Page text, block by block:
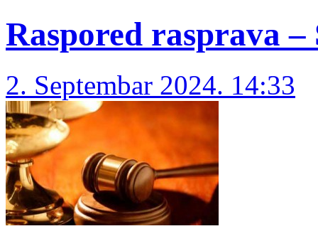
Raspored rasprava –
2. Septembar 2024. 14:33